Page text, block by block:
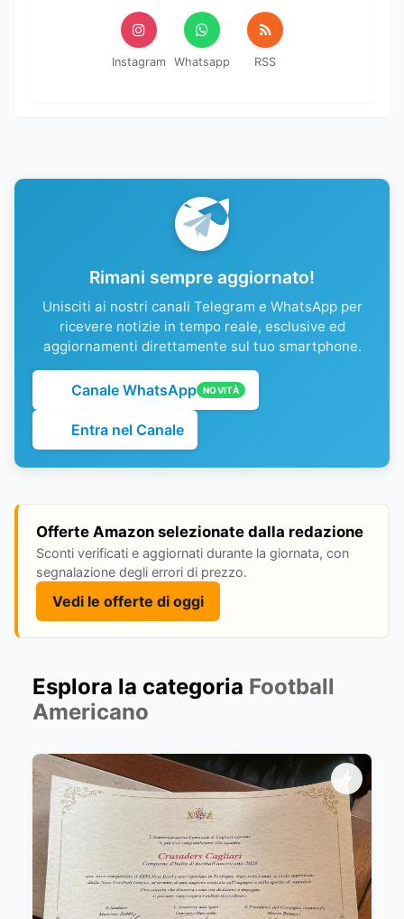
Instagram Whatsapp RSS
Rimani sempre aggiornato!
Unisciti ai nostri canali Telegram e WhatsApp per
ricevere notizie in tempo reale, esclusive ed
aggiornamenti direttamente sul tuo smartphone.
Canale WhatsApp NOVITÀ
Entra nel Canale
Offerte Amazon selezionate dalla redazione
Sconti verificati e aggiornati durante la giornata, con
segnalazione degli errori di prezzo.
Vedi le offerte di oggi
Esplora la categoria Football
Americano